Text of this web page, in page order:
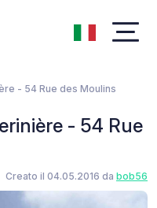
- 54 Rue des Moulins
- 54 Rue
Creato il 04.05.2016 da bob56